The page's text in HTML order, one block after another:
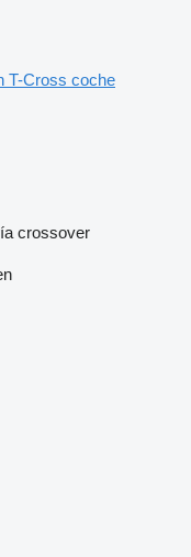
T-Cross coche
crossover